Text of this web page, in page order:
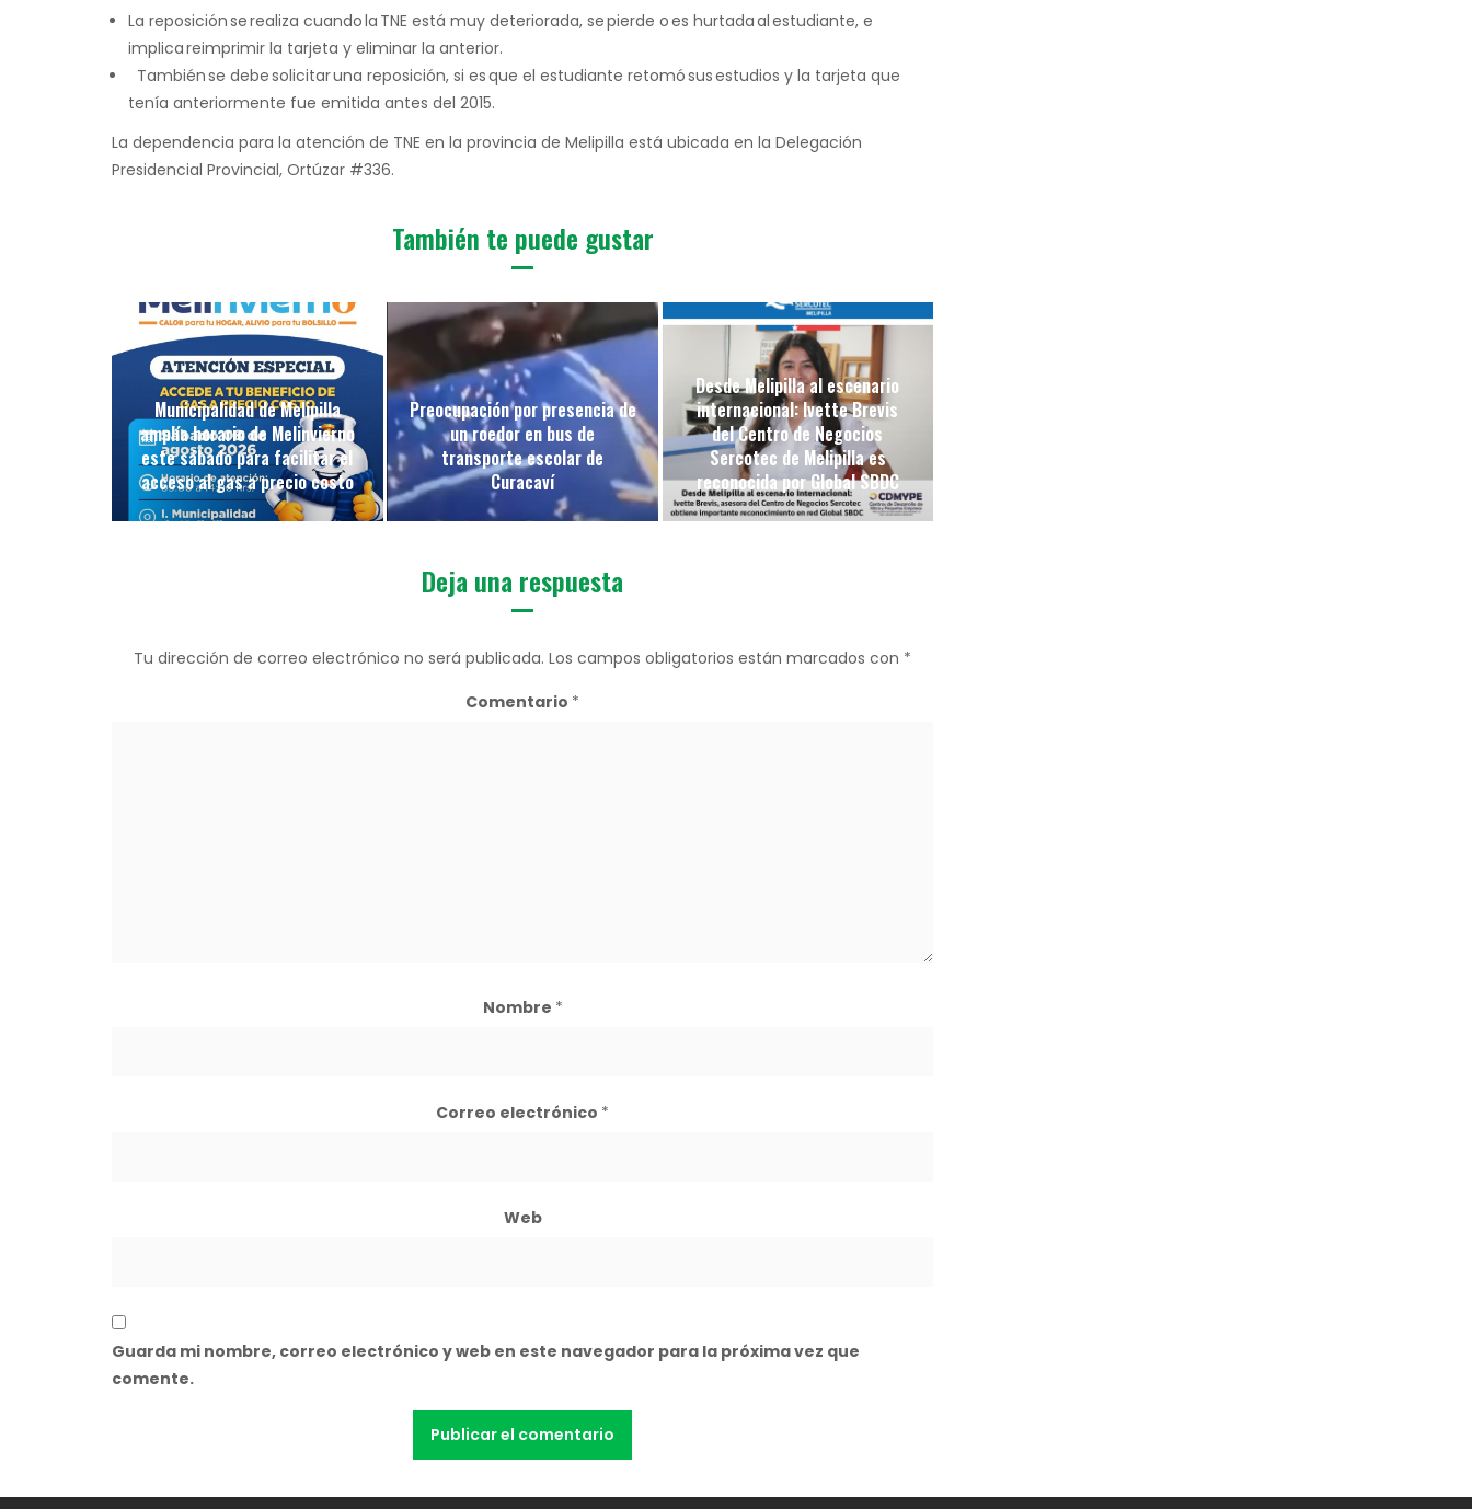
La reposición se realiza cuando la TNE está muy deteriorada, se pierde o es hurtada al estudiante, e
implica reimprimir la tarjeta y eliminar la anterior.
También se debe solicitar una reposición, si es que el estudiante retomó sus estudios y la tarjeta que
tenía anteriormente fue emitida antes del 2015.
La dependencia para la atención de TNE en la provincia de Melipilla está ubicada en la Delegación
Presidencial Provincial, Ortúzar #336.
También te puede gustar
Municipalidad de Melipilla
amplía horario de Melinvierno
este sábado para facilitar el
acceso al gas a precio costo
Preocupación por presencia de
un roedor en bus de
transporte escolar de
Curacaví
Desde Melipilla al escenario
internacional: Ivette Brevis
del Centro de Negocios
Sercotec de Melipilla es
reconocida por Global SBDC
Deja una respuesta
Tu dirección de correo electrónico no será publicada. Los campos obligatorios están marcados con *
Comentario *
Nombre *
Correo electrónico *
Web
Guarda mi nombre, correo electrónico y web en este navegador para la próxima vez que
comente.